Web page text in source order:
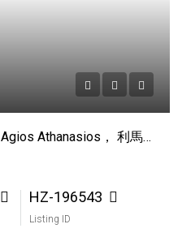
別墅 – 別墅 （獨立式） 在 Agios Athanasios， 利馬索爾 出售
HZ-196543
Listing ID